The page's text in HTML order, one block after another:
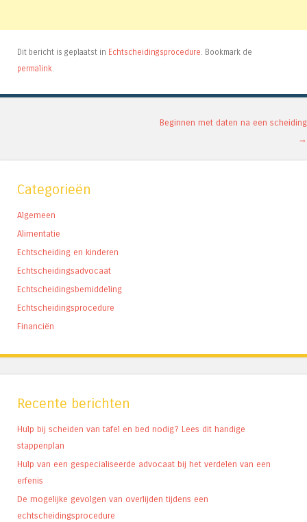
Dit bericht is geplaatst in Echtscheidingsprocedure. Bookmark de
permalink.
Beginnen met daten na een scheiding
→
Categorieën
Algemeen
Alimentatie
Echtscheiding en kinderen
Echtscheidingsadvocaat
Echtscheidingsbemiddeling
Echtscheidingsprocedure
Financiën
Recente berichten
Hulp bij scheiden van tafel en bed nodig? Lees dit handige
stappenplan
Hulp van een gespecialiseerde advocaat bij het verdelen van een
erfenis
De mogelijke gevolgen van overlijden tijdens een
echtscheidingsprocedure